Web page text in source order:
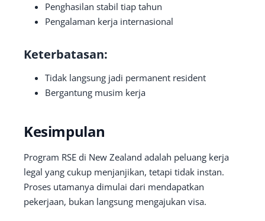
Penghasilan stabil tiap tahun
Pengalaman kerja internasional
Keterbatasan:
Tidak langsung jadi permanent resident
Bergantung musim kerja
Kesimpulan
Program RSE di New Zealand adalah peluang kerja
legal yang cukup menjanjikan, tetapi tidak instan.
Proses utamanya dimulai dari mendapatkan
pekerjaan, bukan langsung mengajukan visa.